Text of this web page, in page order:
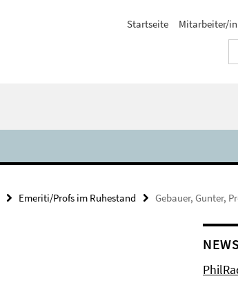
Startseite Mitarbeiter/
Emeriti/Profs im Ruhestand Gebauer, Gunter,